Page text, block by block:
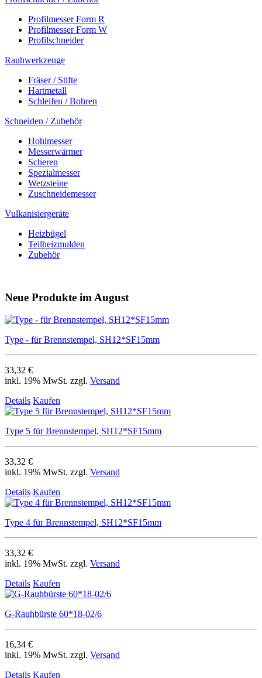
Profilmesser Form R
Profilmesser Form W
Profilschneider
Rauhwerkzeuge
Fräser / Stifte
Hartmetall
Schleifen / Bohren
Schneiden / Zubehör
Hohlmesser
Messerwärmer
Scheren
Spezialmesser
Wetzsteine
Zuschneidemesser
Vulkanisiergeräte
Heizbügel
Teilheizmulden
Zubehör
Neue Produkte im August
Type - für Brennstempel, SH12*SF15mm
33,32 €
inkl. 19% MwSt. zzgl. Versand
Details Kaufen
Type 5 für Brennstempel, SH12*SF15mm
33,32 €
inkl. 19% MwSt. zzgl. Versand
Details Kaufen
Type 4 für Brennstempel, SH12*SF15mm
33,32 €
inkl. 19% MwSt. zzgl. Versand
Details Kaufen
G-Rauhbürste 60*18-02/6
16,34 €
inkl. 19% MwSt. zzgl. Versand
Details Kaufen